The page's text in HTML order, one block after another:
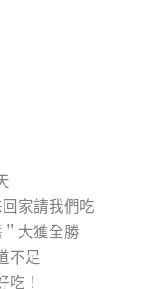
家請我們吃
大獲全勝
不足
！